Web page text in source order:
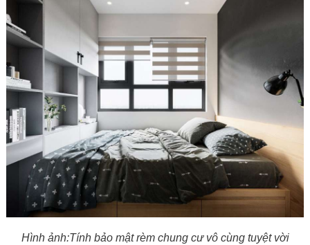
Hình ảnh:Tính bảo mật rèm chung cư vô cùng tuyệt vời